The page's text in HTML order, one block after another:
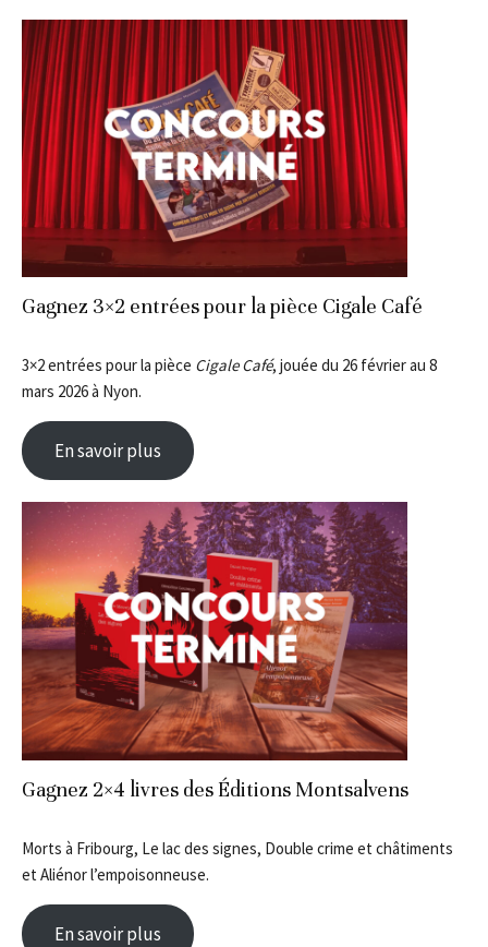
Gagnez 3×2 entrées pour la pièce Cigale Café
3×2 entrées pour la pièce Cigale Café, jouée du 26 février au 8
mars 2026 à Nyon.
En savoir plus
Gagnez 2×4 livres des Éditions Montsalvens
Morts à Fribourg, Le lac des signes, Double crime et châtiments
et Aliénor l’empoisonneuse.
En savoir plus